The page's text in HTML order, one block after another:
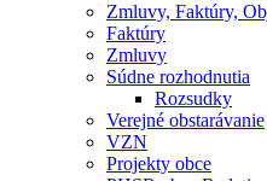
Zmluvy, Faktúry,
Faktúry
Zmluvy
Súdne rozhodnutia
Rozsudky
Verejné obstarávanie
VZN
Projekty obce